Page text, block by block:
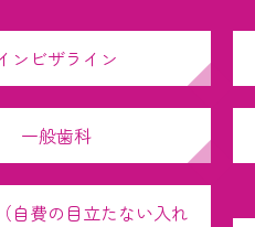
ンビザライン
一般歯科
自費の目立たない入れ